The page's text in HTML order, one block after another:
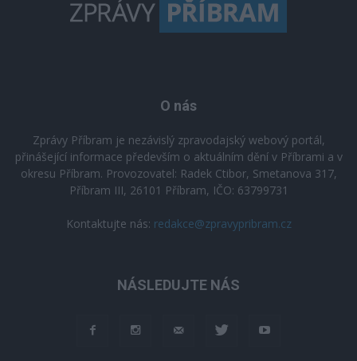
O nás
Zprávy Příbram je nezávislý zpravodajský webový portál,
přinášející informace především o aktuálním dění v Příbrami a v
okresu Příbram. Provozovatel: Radek Ctibor, Smetanova 317,
Příbram III, 26101 Příbram, IČO: 63799731
Kontaktujte nás: redakce@zpravypribram.cz
NÁSLEDUJTE NÁS